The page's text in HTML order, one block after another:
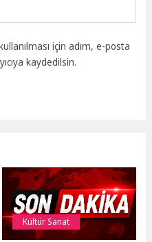
için adım, e-posta
kaydedilsin.
Kültür Sanat